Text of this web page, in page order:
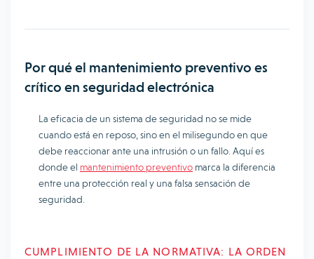
Por qué el mantenimiento preventivo es
crítico en seguridad electrónica
La eficacia de un sistema de seguridad no se mide
cuando está en reposo, sino en el milisegundo en que
debe reaccionar ante una intrusión o un fallo. Aquí es
donde el mantenimiento preventivo marca la diferencia
entre una protección real y una falsa sensación de
seguridad.
CUMPLIMIENTO DE LA NORMATIVA: LA ORDEN